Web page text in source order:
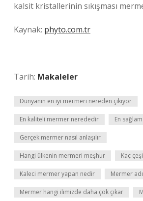
kalsit kristallerinin sıkışması
Kaynak: phyto.com.tr
Tarih: Makaleler
Dünyanın en iyi mermeri nereden çıkıyor
En kaliteli mermer nerededir En
Gerçek mermer nasıl anlaşılır
Hangi ülkenin mermeri meşhur Kaç
Kaleci mermer yapan nedir Mermer
Mermer hangi ilimizde daha çok çıkar